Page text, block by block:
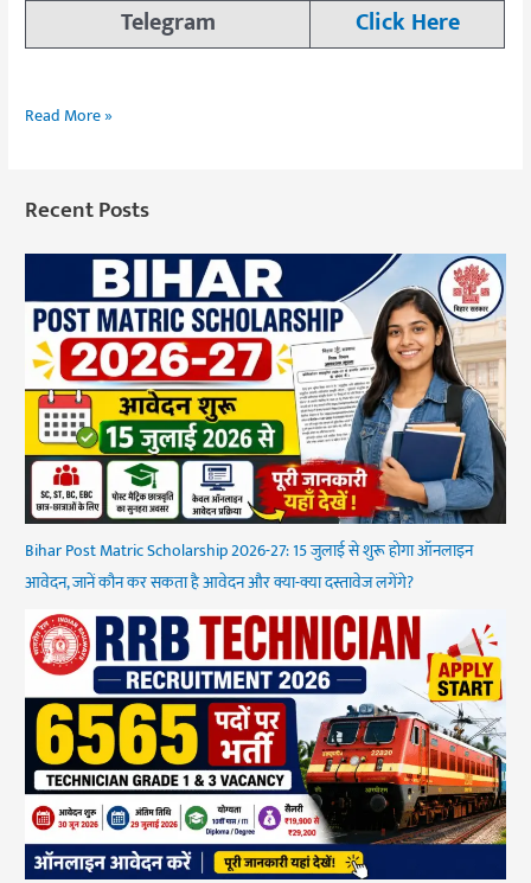
Telegram
Click Here
Read More »
Recent Posts
Bihar Post Matric Scholarship 2026-27: 15 जुलाई से शुरू होगा ऑनलाइन
आवेदन, जानें कौन कर सकता है आवेदन और क्या-क्या दस्तावेज लगेंगे?